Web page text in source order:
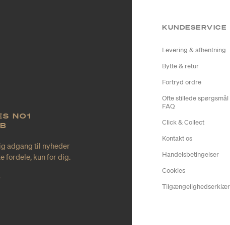
NO1
adgang til nyheder
fordele, kun for dig.
KUNDESERVICE
Levering & afhentning
Bytte & retur
Fortryd ordre
Ofte stillede spørgsmål
FAQ
Click & Collect
Kontakt os
Handelsbetingelser
Cookies